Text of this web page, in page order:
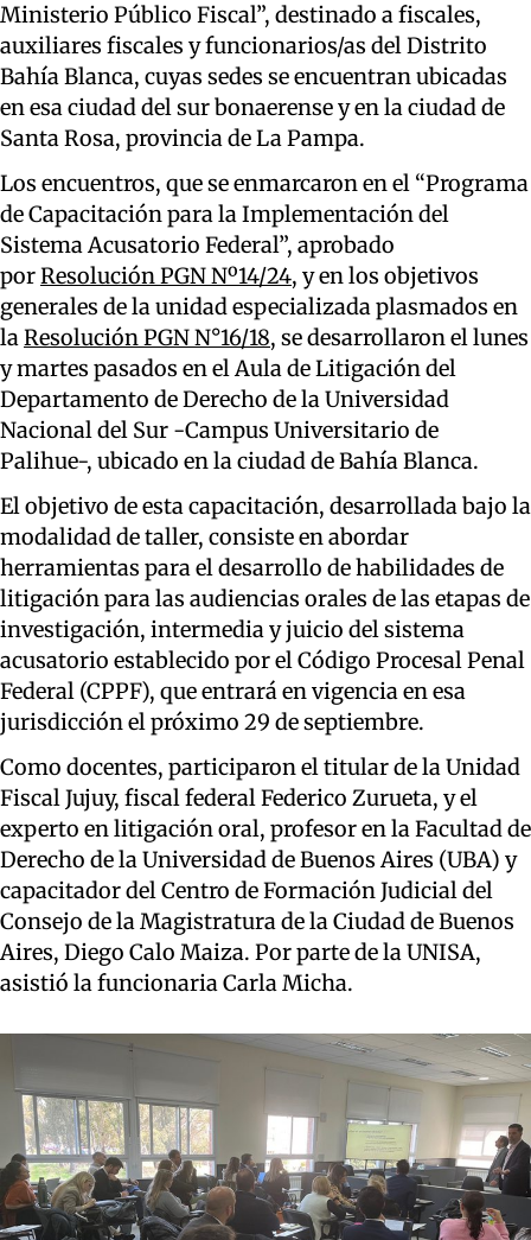
Ministerio Público Fiscal”, destinado a fiscales,
auxiliares fiscales y funcionarios/as del Distrito
Bahía Blanca, cuyas sedes se encuentran ubicadas
en esa ciudad del sur bonaerense y en la ciudad de
Santa Rosa, provincia de La Pampa.
Los encuentros, que se enmarcaron en el “Programa
de Capacitación para la Implementación del
Sistema Acusatorio Federal”, aprobado
porResolución PGN Nº14/24, y en los objetivos
generales de la unidad especializada plasmados en
laResolución PGN N°16/18, se desarrollaron el lunes
y martes pasados en el Aula de Litigación del
Departamento de Derecho de la Universidad
Nacional del Sur -Campus Universitario de
Palihue-, ubicado en la ciudad de Bahía Blanca.
El objetivo de esta capacitación, desarrollada bajo la
modalidad de taller, consiste en abordar
herramientas para el desarrollo de habilidades de
litigación para las audiencias orales de las etapas de
investigación, intermedia y juicio del sistema
acusatorio establecido por el Código Procesal Penal
Federal (CPPF), que entrará en vigencia en esa
jurisdicción el próximo 29 de septiembre.
Como docentes, participaron el titular de la Unidad
Fiscal Jujuy, fiscal federal Federico Zurueta, y el
experto en litigación oral, profesor en la Facultad de
Derecho de la Universidad de Buenos Aires (UBA) y
capacitador del Centro de Formación Judicial del
Consejo de la Magistratura de la Ciudad de Buenos
Aires, Diego Calo Maiza. Por parte de la UNISA,
asistió la funcionaria Carla Micha.